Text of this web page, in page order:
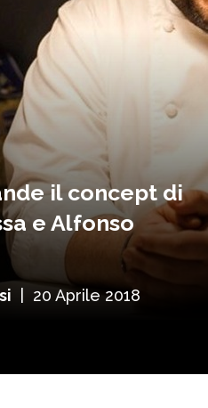
il concept di
e Alfonso
20 Aprile 2018